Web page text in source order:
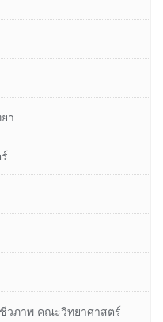
า
วภาพ คณะวิทยาศาสตร์